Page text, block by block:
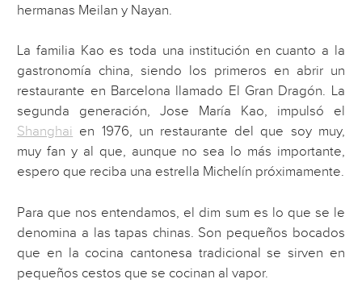
hermanas Meilan y Nayan.
La familia Kao es toda una institución en cuanto a la
gastronomía china, siendo los primeros en abrir un
restaurante en Barcelona llamado El Gran Dragón. La
segunda generación, Jose María Kao, impulsó el
Shanghai en 1976, un restaurante del que soy muy,
muy fan y al que, aunque no sea lo más importante,
espero que reciba una estrella Michelín próximamente.
Para que nos entendamos, el dim sum es lo que se le
denomina a las tapas chinas. Son pequeños bocados
que en la cocina cantonesa tradicional se sirven en
pequeños cestos que se cocinan al vapor.